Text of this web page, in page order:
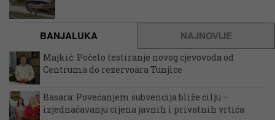
BANJALUKA NAJNOVIJE
Majkić: Počelo testiranje novog cjevovoda od
Centruma do rezervoara Tunjice
Basara: Povećanjem subvencija bliže cilju –
izjednačavanju cijena javnih i privatnih vrtića